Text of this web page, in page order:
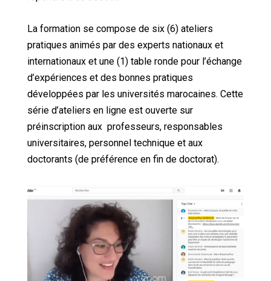
La formation se compose de six (6) ateliers
pratiques animés par des experts nationaux et
internationaux et une (1) table ronde pour l’échange
d’expériences et des bonnes pratiques
développées par les universités marocaines. Cette
série d’ateliers en ligne est ouverte sur
préinscription aux professeurs, responsables
universitaires, personnel technique et aux
doctorants (de préférence en fin de doctorat).